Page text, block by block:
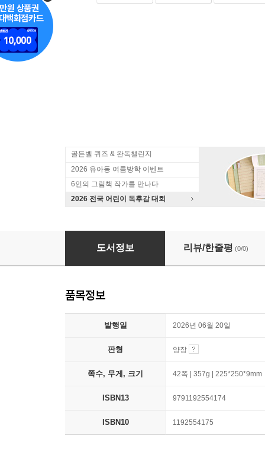
골든벨 퀴즈 & 완독챌린지
2026 유아동 여름방학 이벤트
6인의 그림책 작가를 만나다
2026 전국 어린이 독후감 대회
식민지 쟁탈전이 불러온 비극 제1차 세계 대전
도서정보 리뷰/한줄평 (0/0)
품목정보
발행일 2026년 06월 20일
판형 양장
쪽수, 무게, 크기 42쪽 | 357g | 225*250*9mm
ISBN13 9791192554174
ISBN10 1192554175